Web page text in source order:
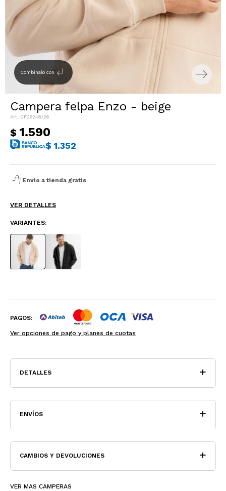
Combinalo con subdirectory_arrow_left
Campera felpa Enzo - beige
CF26248/26
$ 1.590
$ 1.352
shopping_bag_speed Envio a tienda gratis
VER DETALLES
VARIANTES:
PAGOS:
Ver opciones de pago y planes de cuotas
DETALLES
ENVÍOS
CAMBIOS Y DEVOLUCIONES
VER MAS CAMPERAS
Sacos
Ver todo
T-shirts y Tops